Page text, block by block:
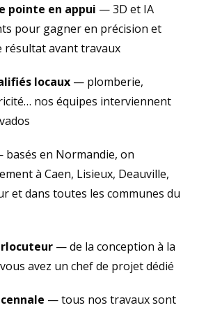
pointe en appui — 3D et IA
pour gagner en précision et
résultat avant travaux
locaux — plomberie,
nos équipes interviennent
basés en Normandie, on
à Caen, Lisieux, Deauville,
et dans toutes les communes du
— de la conception à la
avez un chef de projet dédié
— tous nos travaux sont